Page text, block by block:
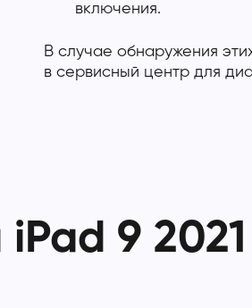
включения.
В случае обнаружения
в сервисный центр для
9